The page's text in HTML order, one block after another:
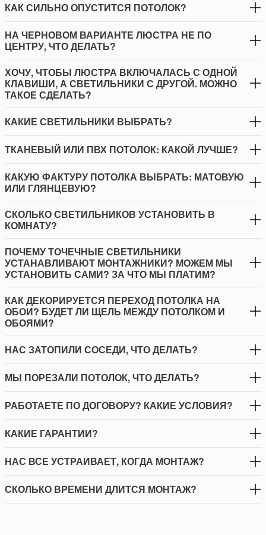
КАК СИЛЬНО ОПУСТИТСЯ ПОТОЛОК?
НА ЧЕРНОВОМ ВАРИАНТЕ ЛЮСТРА НЕ ПО
ЦЕНТРУ, ЧТО ДЕЛАТЬ?
ХОЧУ, ЧТОБЫ ЛЮСТРА ВКЛЮЧАЛАСЬ С ОДНОЙ
КЛАВИШИ, А СВЕТИЛЬНИКИ С ДРУГОЙ. МОЖНО
ТАКОЕ СДЕЛАТЬ?
КАКИЕ СВЕТИЛЬНИКИ ВЫБРАТЬ?
ТКАНЕВЫЙ ИЛИ ПВХ ПОТОЛОК: КАКОЙ ЛУЧШЕ?
КАКУЮ ФАКТУРУ ПОТОЛКА ВЫБРАТЬ: МАТОВУЮ
ИЛИ ГЛЯНЦЕВУЮ?
СКОЛЬКО СВЕТИЛЬНИКОВ УСТАНОВИТЬ В
КОМНАТУ?
ПОЧЕМУ ТОЧЕЧНЫЕ СВЕТИЛЬНИКИ
УСТАНАВЛИВАЮТ МОНТАЖНИКИ? МОЖЕМ МЫ
УСТАНОВИТЬ САМИ? ЗА ЧТО МЫ ПЛАТИМ?
КАК ДЕКОРИРУЕТСЯ ПЕРЕХОД ПОТОЛКА НА
ОБОИ? БУДЕТ ЛИ ЩЕЛЬ МЕЖДУ ПОТОЛКОМ И
ОБОЯМИ?
НАС ЗАТОПИЛИ СОСЕДИ, ЧТО ДЕЛАТЬ?
МЫ ПОРЕЗАЛИ ПОТОЛОК, ЧТО ДЕЛАТЬ?
РАБОТАЕТЕ ПО ДОГОВОРУ? КАКИЕ УСЛОВИЯ?
КАКИЕ ГАРАНТИИ?
НАС ВСЕ УСТРАИВАЕТ, КОГДА МОНТАЖ?
СКОЛЬКО ВРЕМЕНИ ДЛИТСЯ МОНТАЖ?